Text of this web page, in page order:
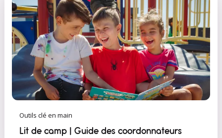
Outils clé en main
Lit de camp | Guide des coordonnateurs